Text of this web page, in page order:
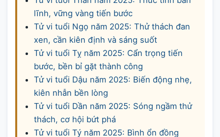
lĩnh, vững vàng tiến bước
Tử vi tuổi Ngọ năm 2025: Thử thách đan
xen, cần kiên định và sáng suốt
Tử vi tuổi Tỵ năm 2025: Cẩn trọng tiến
bước, bền bỉ gặt thành công
Tử vi tuổi Dậu năm 2025: Biến động nhẹ,
kiên nhẫn bền lòng
Tử vi tuổi Dần năm 2025: Sóng ngầm thử
thách, cơ hội bứt phá
Tử vi tuổi Tý năm 2025: Bình ổn đồng